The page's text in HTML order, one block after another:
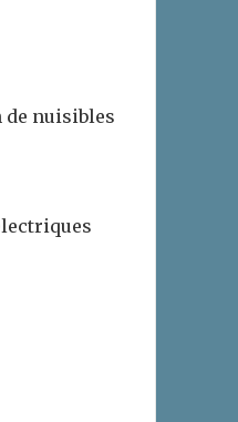
nuisibles